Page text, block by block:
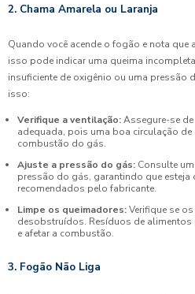
2. Chama Amarela ou Laranja
Quando você acende o fogão e nota que
isso pode indicar uma queima
insuficiente de oxigênio ou uma pressão
isso:
Verifique a ventilação:Assegure-se
adequada, pois uma boa circulação de
combustão do gás.
Ajuste a pressão do gás: Consulte
pressão do gás, garantindo que
recomendados pelo fabricante.
Limpe os queimadores:Verifique se
desobstruídos. Resíduos de
e afetar a combustão.
3. Fogão Não Liga